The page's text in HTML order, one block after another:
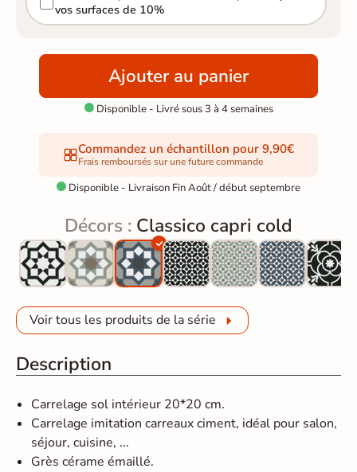
vos surfaces de 10%
Ajouter au panier
Disponible - Livré sous 3 à 4 semaines
Commandez un échantillon pour 9,90€
Frais remboursés sur une future commande
 Disponible - Livraison Fin Août / début septembre
Décors : Classico capri cold
Voir tous les produits de la série
Description
Carrelage sol intérieur 20*20 cm.
Carrelage imitation carreaux ciment, idéal pour salon,
séjour, cuisine, ...
Grès cérame émaillé.